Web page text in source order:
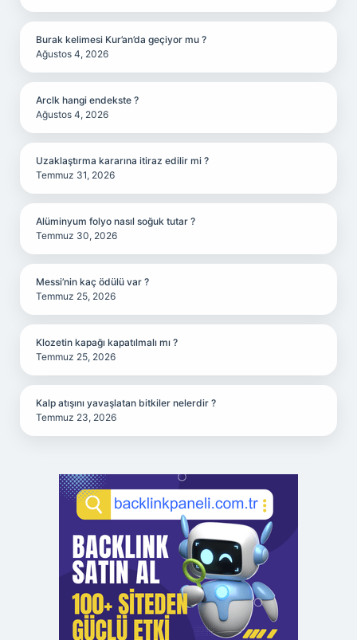
Burak kelimesi Kur’an’da geçiyor mu ?
Ağustos 4, 2026
Arclk hangi endekste ?
Ağustos 4, 2026
Uzaklaştırma kararına itiraz edilir mi ?
Temmuz 31, 2026
Alüminyum folyo nasıl soğuk tutar ?
Temmuz 30, 2026
Messi’nin kaç ödülü var ?
Temmuz 25, 2026
Klozetin kapağı kapatılmalı mı ?
Temmuz 25, 2026
Kalp atışını yavaşlatan bitkiler nelerdir ?
Temmuz 23, 2026